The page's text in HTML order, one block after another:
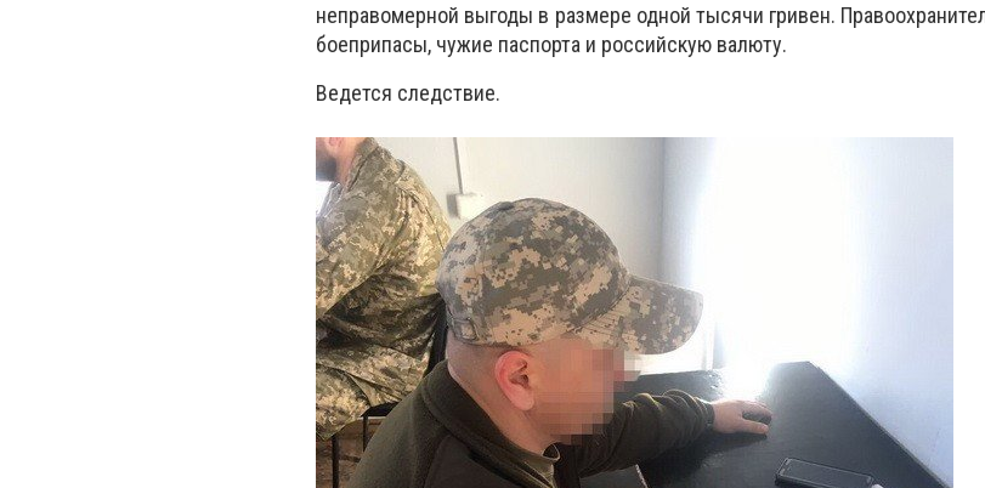
неправомерной выгоды в размере одной тысячи гривен.
боеприпасы, чужие паспорта и российскую валюту.
Ведется следствие.